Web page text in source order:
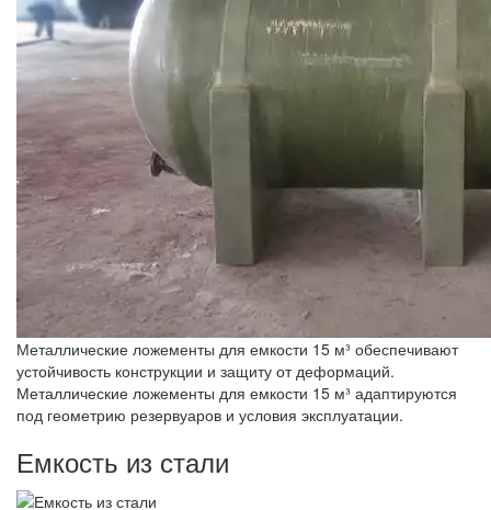
Металлические ложементы для емкости 15 м³ обеспечивают
устойчивость конструкции и защиту от деформаций.
Металлические ложементы для емкости 15 м³ адаптируются
под геометрию резервуаров и условия эксплуатации.
Емкость из стали